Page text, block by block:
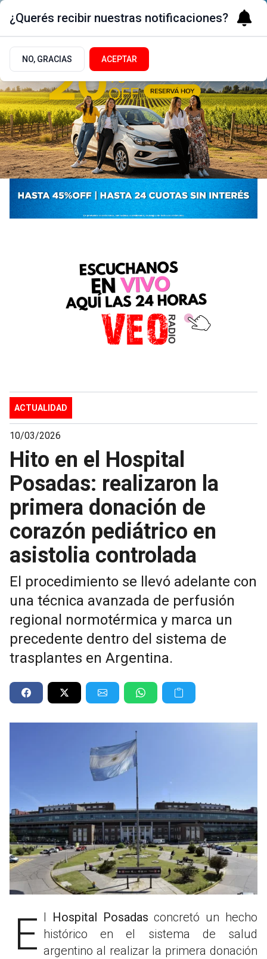
ACTUALIDAD
10/03/2026
Hito en el Hospital
Posadas: realizaron la
primera donación de
corazón pediátrico en
asistolia controlada
El procedimiento se llevó adelante con
una técnica avanzada de perfusión
regional normotérmica y marca un
precedente dentro del sistema de
trasplantes en Argentina.
El Hospital Posadas concretó un hecho
histórico en el sistema de salud
argentino al realizar la primera donación
¿Querés recibir nuestras notificaciones?
NO, GRACIAS ACEPTAR